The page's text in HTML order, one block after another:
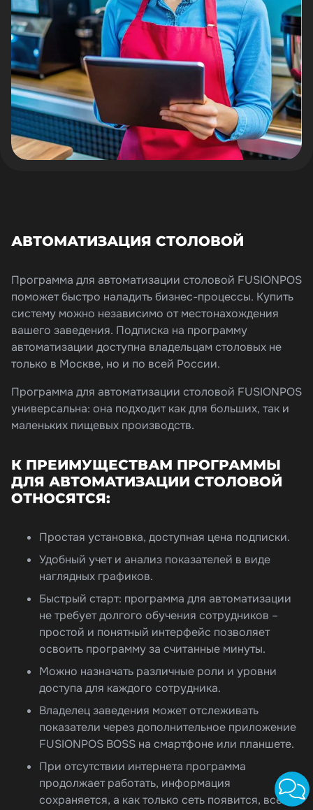
АВТОМАТИЗАЦИЯ СТОЛОВОЙ
Программа для автоматизации столовой FUSIONPOS
поможет быстро наладить бизнес-процессы. Купить
систему можно независимо от местонахождения
вашего заведения. Подписка на программу
автоматизации доступна владельцам столовых не
только в Москве, но и по всей России.
Программа для автоматизации столовой FUSIONPOS
универсальна: она подходит как для больших, так и
маленьких пищевых производств.
К ПРЕИМУЩЕСТВАМ ПРОГРАММЫ
ДЛЯ АВТОМАТИЗАЦИИ СТОЛОВОЙ
ОТНОСЯТСЯ:
Простая установка, доступная цена подписки.
Удобный учет и анализ показателей в виде
наглядных графиков.
Быстрый старт: программа для автоматизации
не требует долгого обучения сотрудников –
простой и понятный интерфейс позволяет
освоить программу за считанные минуты.
Можно назначать различные роли и уровни
доступа для каждого сотрудника.
Владелец заведения может отслеживать
показатели через дополнительное приложение
FUSIONPOS BOSS на смартфоне или планшете.
При отсутствии интернета программа
продолжает работать, информация
сохраняется, а как только сеть появится, все